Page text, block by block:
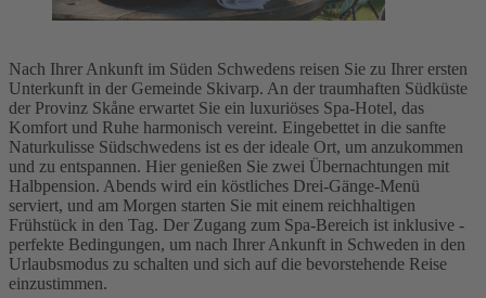
Nach Ihrer Ankunft im Süden Schwedens reisen Sie zu Ihrer ersten
Unterkunft in der Gemeinde Skivarp. An der traumhaften Südküste
der Provinz Skåne erwartet Sie ein luxuriöses Spa-Hotel, das
Komfort und Ruhe harmonisch vereint. Eingebettet in die sanfte
Naturkulisse Südschwedens ist es der ideale Ort, um anzukommen
und zu entspannen. Hier genießen Sie zwei Übernachtungen mit
Halbpension. Abends wird ein köstliches Drei-Gänge-Menü
serviert, und am Morgen starten Sie mit einem reichhaltigen
Frühstück in den Tag. Der Zugang zum Spa-Bereich ist inklusive -
perfekte Bedingungen, um nach Ihrer Ankunft in Schweden in den
Urlaubsmodus zu schalten und sich auf die bevorstehende Reise
einzustimmen.